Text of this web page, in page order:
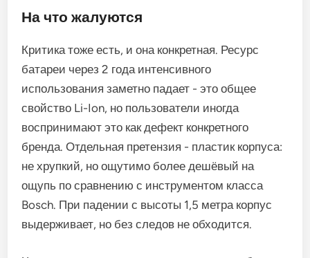
На что жалуются
Критика тоже есть, и она конкретная. Ресурс
батареи через 2 года интенсивного
использования заметно падает - это общее
свойство Li-Ion, но пользователи иногда
воспринимают это как дефект конкретного
бренда. Отдельная претензия - пластик корпуса:
не хрупкий, но ощутимо более дешёвый на
ощупь по сравнению с инструментом класса
Bosch. При падении с высоты 1,5 метра корпус
выдерживает, но без следов не обходится.